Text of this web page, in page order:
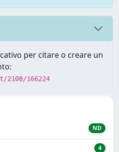
per citare o creare un
166224
ND
4